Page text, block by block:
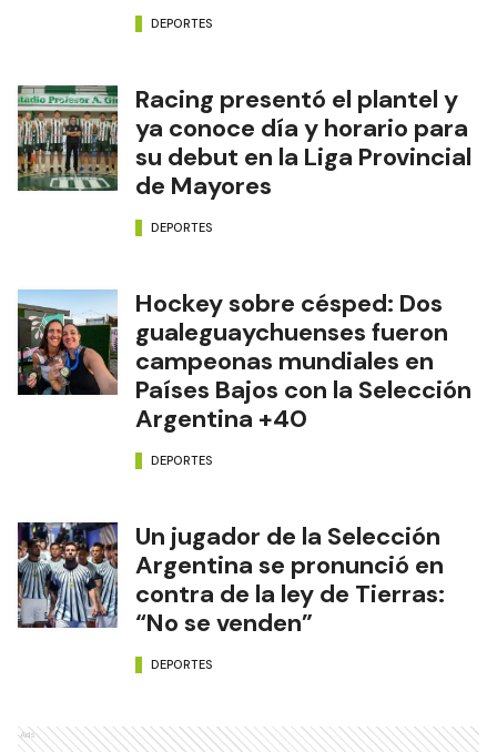
DEPORTES
Racing presentó el plantel y
ya conoce día y horario para
su debut en la Liga Provincial
de Mayores
DEPORTES
Hockey sobre césped: Dos
gualeguaychuenses fueron
campeonas mundiales en
Países Bajos con la Selección
Argentina +40
DEPORTES
Un jugador de la Selección
Argentina se pronunció en
contra de la ley de Tierras:
“No se venden”
DEPORTES
Ads